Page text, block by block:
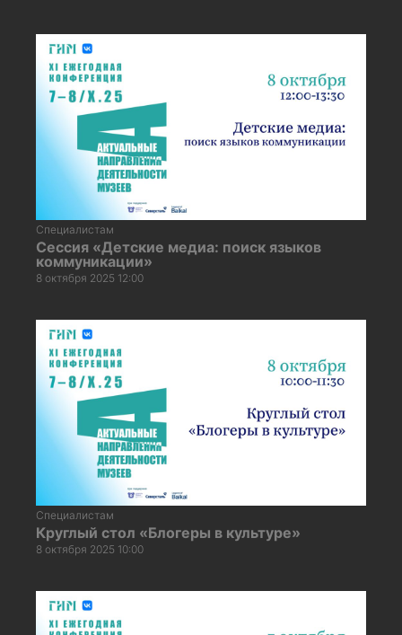
Специалистам
Сессия «Детские медиа: поиск языков
коммуникации»
8 октября 2025 12:00
Специалистам
Круглый стол «Блогеры в культуре»
8 октября 2025 10:00